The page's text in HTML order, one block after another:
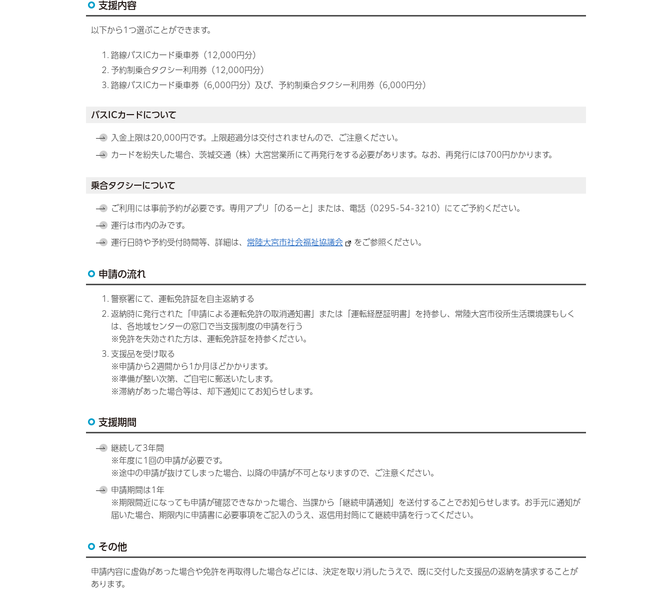
支援内容
以下から1つ選ぶことができます。
路線バスICカード乗車券（12,000円分）
予約制乗合タクシー利用券（12,000円分）
路線バスICカード乗車券（6,000円分）及び、予約制乗合タクシー利用券（6,000円分）
バスICカードについて
入金上限は20,000円です。上限超過分は交付されませんので、ご注意ください。
カードを紛失した場合、茨城交通（株）大宮営業所にて再発行をする必要があります。なお、再発行には700円かかります。
乗合タクシーについて
ご利用には事前予約が必要です。専用アプリ「のるーと」または、電話（0295-54-3210）にてご予約ください。
運行は市内のみです。
運行日時や予約受付時間等、詳細は、 常陸大宮市社会福祉協議会 をご参照ください。
申請の流れ
警察署にて、運転免許証を自主返納する
返納時に発行された「申請による運転免許の取消通知書」または「運転経歴証明書」を持参し、常陸大宮市役所生活環境課もしく
は、各地域センターの窓口で当支援制度の申請を行う
※免許を失効された方は、運転免許証を持参ください。
支援品を受け取る
※申請から2週間から1か月ほどかかります。
※準備が整い次第、ご自宅に郵送いたします。
※滞納があった場合等は、却下通知にてお知らせします。
支援期間
継続して3年間
※年度に1回の申請が必要です。
※途中の申請が抜けてしまった場合、以降の申請が不可となりますので、ご注意ください。
申請期間は1年
※期限間近になっても申請が確認できなかった場合、当課から「継続申請通知」を送付することでお知らせします。お手元に通知が
届いた場合、期限内に申請書に必要事項をご記入のうえ、返信用封筒にて継続申請を行ってください。
その他
申請内容に虚偽があった場合や免許を再取得した場合などには、決定を取り消したうえで、既に交付した支援品の返納を請求することが
あります。